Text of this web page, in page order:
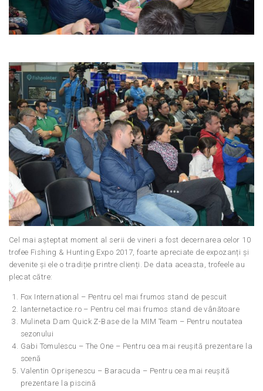
Cel mai așteptat moment al serii de vineri a fost decernarea celor 10
trofee Fishing & Hunting Expo 2017, foarte apreciate de expozanți și
devenite și ele o tradiție printre clienți. De data aceasta, trofeele au
plecat către:
Fox International – Pentru cel mai frumos stand de pescuit
lanternetactice.ro – Pentru cel mai frumos stand de vânătoare
Mulineta Dam Quick Z-Base de la MIM Team – Pentru noutatea
sezonului
Gabi Tomulescu – The One – Pentru cea mai reușită prezentare la
scenă
Valentin Oprișenescu – Baracuda – Pentru cea mai reușită
prezentare la piscină